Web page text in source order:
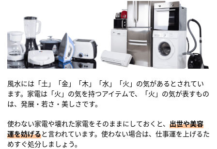
風水には「土」「金」「木」「水」「火」の気があるとされてい
ます。家電は「火」の気を持つアイテムで、「火」の気が表すもの
は、発展・若さ・美しさです。
使わない家電や壊れた家電をそのままにしておくと、 出世や美容
運を妨げると言われています。使わない場合は、仕事運を上げるた
めすぐ処分しましょう。